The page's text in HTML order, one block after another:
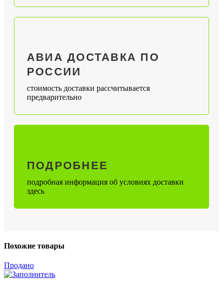
АВИА ДОСТАВКА ПО
РОССИИ
стоимость доставки рассчитывается
предварительно
ПОДРОБНЕЕ
подробная информация об условиях доставки
здесь
Похожие товары
Продано